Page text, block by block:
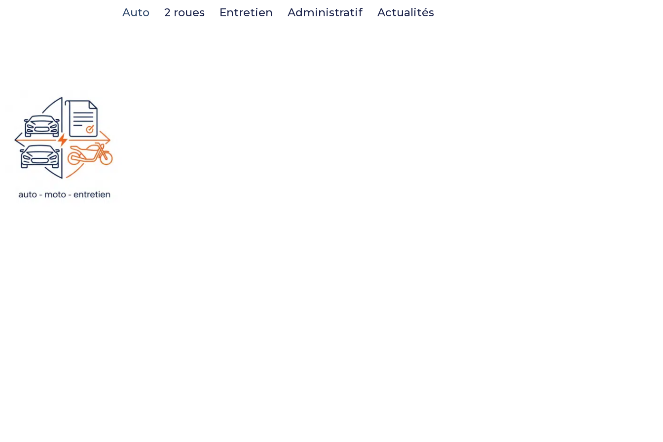
Auto 2 roues Entretien Administratif Actualités